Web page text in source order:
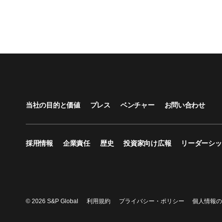
当社の目的と価値 プレス ベンチャー お問い合わせ
採用情報 企業責任 歴史 投資家向け広報 リーダーシ
© 2026 S&P Global 利用規約 プライバシー・ポリシー 個人情報